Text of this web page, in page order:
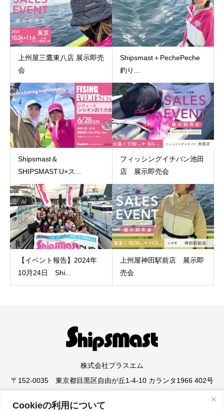
Cookieの利用について
上州屋三鷹東八店 展示即売
会
Shipsmast＋PechePeche
釣り...
Shipsmast＆
SHIPSMAST.U×ス...
フィッシングイチバン池田
店 展示即売会
【イベント報告】2024年
10月24日 Shi...
上州屋神田駅前店 展示即
売会
株式会社プラスエム
〒152-0035 東京都目黒区自由が丘1-4-10 カランタ1966 402号